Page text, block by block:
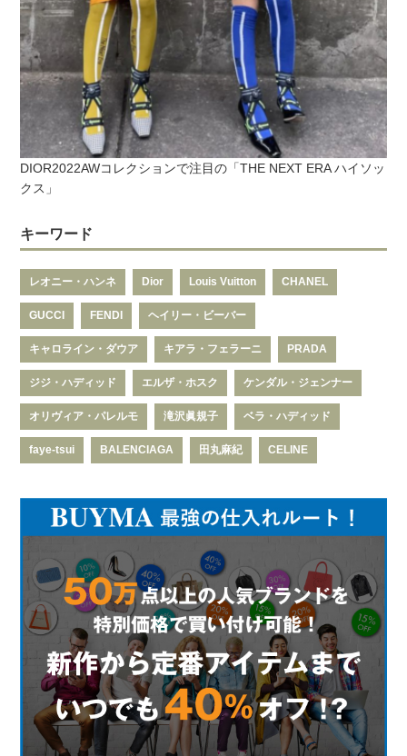
DIOR2022AWコレクションで注目の「THE NEXT ERA ハイソッ
クス」
キーワード
レオニー・ハンネ Dior Louis Vuitton CHANEL
GUCCI FENDI ヘイリー・ビーバー
キャロライン・ダウア キアラ・フェラーニ PRADA
ジジ・ハディッド エルザ・ホスク ケンダル・ジェンナー
オリヴィア・パレルモ 滝沢眞規子 ベラ・ハディッド
faye-tsui BALENCIAGA 田丸麻紀 CELINE